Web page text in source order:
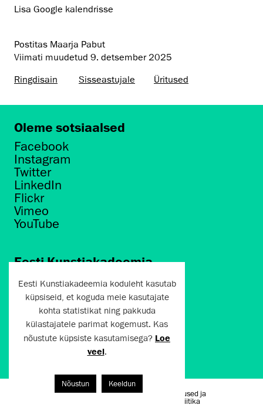
Lisa Google kalendrisse
Postitas Maarja Pabut
Viimati muudetud 9. detsember 2025
Ringdisain
Sisseastujale Üritused
Oleme sotsiaalsed
Facebook
Instagram
Twitter
LinkedIn
Flickr
Vimeo
YouTube
Eesti Kunstiakadeemia
Põhja puiestee 7
Tallinn 10412
artun@artun.ee
+372 6267301
Liitu uudiskirjaga!
Kasutustingimused ja
privaatsuspoliitika
Eesti Kunstiakadeemia koduleht kasutab
küpsiseid, et koguda meie kasutajate
kohta statistikat ning pakkuda
külastajatele parimat kogemust. Kas
nõustute küpsiste kasutamisega? Loe
veel.
Nõustun Keeldun